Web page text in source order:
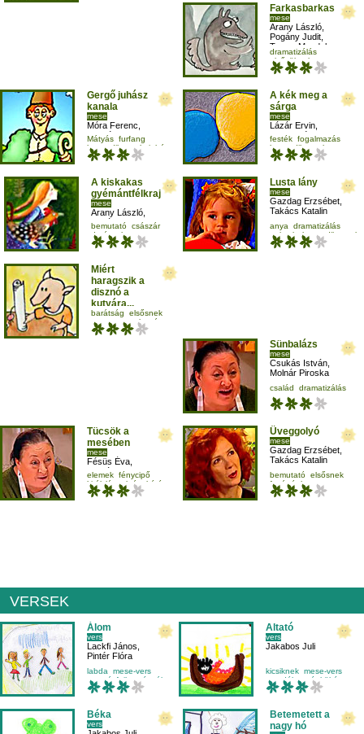
Farkasbarkas
mese
Arany László
Pogány Judit
Terray Magdolna
dramatizálás
elsősöknek
hangutánzás
Gergő juhász
kanala
mese
Móra Ferenc
Szabó Gyula
Pintér Róbert
Mátyás furfang
harmadikosnak
juhász
A kék meg a
sárga
mese
Lázár Ervin
Rudolf Péter
Kun Fruzsina
festék fogalmazás
harmadikosnak
jellemrajz
A kiskakas
gyémántfélkrajcára
mese
Arany László
Pogány Judit,
Szegedi Katalin
bemutató császár
darázs hangos
Lusta lány
mese
Gazdag Erzsébet
Takács Katalin
anya
dramatizálás
galamb
harmadikosnak
Miért
haragszik a
disznó a
kutyára...
mese
barátság
elsősnek
mese-vers
olvasás
Sünbalázs
mese
Csukás István
Molnár Piroska
család
dramatizálás
mese-vers
másodikosnak
Tücsök a
mesében
mese
Fésüs Éva
Molnár Piroska
elemek fénycipő
királylány leánykérés
Üveggolyó
mese
Gazdag Erzsébet
Takács Katalin
bemutató elsősnek
favágó
hangos
VERSEK
Álom
vers
Lackfi János
Pintér Flóra
labda
mese-vers
mozgásfejlesztés
álom
Altató
vers
Jakabos Juli
kicsiknek mese-vers
mondóka
népköltés
Béka
vers
Betemetett a
nagy hó